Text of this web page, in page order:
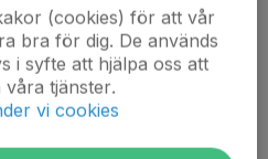
(cookies) för att vår
bra för dig. De används
i syfte att hjälpa oss att
tjänster.
vi cookies